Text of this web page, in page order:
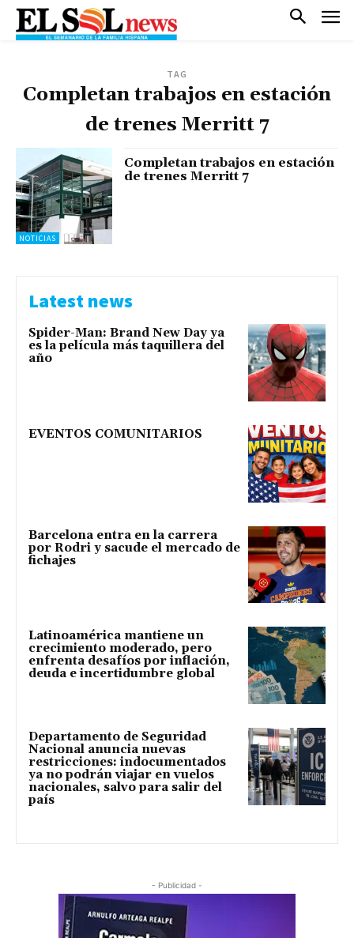
TAG
Completan trabajos en estación
de trenes Merritt 7
NOTICIAS
Completan trabajos en estación
de trenes Merritt 7
Latest news
Spider-Man: Brand New Day ya
es la película más taquillera del
año
EVENTOS COMUNITARIOS
Barcelona entra en la carrera
por Rodri y sacude el mercado de
fichajes
Latinoamérica mantiene un
crecimiento moderado, pero
enfrenta desafíos por inflación,
deuda e incertidumbre global
Departamento de Seguridad
Nacional anuncia nuevas
restricciones: indocumentados
ya no podrán viajar en vuelos
nacionales, salvo para salir del
país
- Publicidad -